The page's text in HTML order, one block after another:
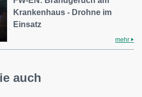
Krankenhaus - Drohne im
Einsatz
mehr
auch